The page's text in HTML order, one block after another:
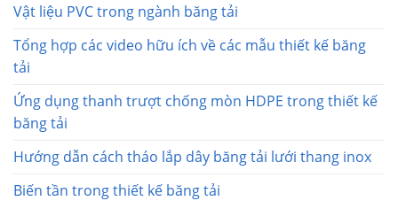
Vật liệu PVC trong ngành băng tải
Tổng hợp các video hữu ích về các mẫu thiết kế băng
tải
Ứng dụng thanh trượt chống mòn HDPE trong thiết kế
băng tải
Hướng dẫn cách tháo lắp dây băng tải lưới thang inox
Biến tần trong thiết kế băng tải